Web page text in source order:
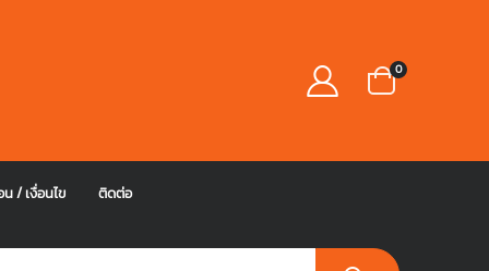
0
/ เงื่อนไข ติดต่อ